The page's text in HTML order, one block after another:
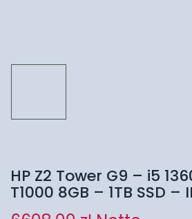
HP Z2 Tower G9 – i5
T1000 8GB – 1TB SSD –